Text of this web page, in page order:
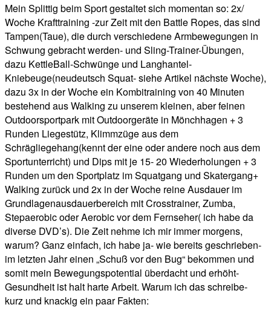
Mein Splittig beim Sport gestaltet sich momentan so: 2x/
Woche Krafttraining -zur Zeit mit den Battle Ropes, das sind
Tampen(Taue), die durch verschiedene Armbewegungen in
Schwung gebracht werden- und Sling-Trainer-Übungen,
dazu KettleBall-Schwünge und Langhantel-
Kniebeuge(neudeutsch Squat- siehe Artikel nächste Woche),
dazu 3x in der Woche ein Kombitraining von 40 Minuten
bestehend aus Walking zu unserem kleinen, aber feinen
Outdoorsportpark mit Outdoorgeräte in Mönchhagen + 3
Runden Liegestütz, Klimmzüge aus dem
Schrägliegehang(kennt der eine oder andere noch aus dem
Sportunterricht) und Dips mit je 15- 20 Wiederholungen + 3
Runden um den Sportplatz im Squatgang und Skatergang+
Walking zurück und 2x in der Woche reine Ausdauer im
Grundlagenausdauerbereich mit Crosstrainer, Zumba,
Stepaerobic oder Aerobic vor dem Fernseher( ich habe da
diverse DVD’s). Die Zeit nehme ich mir immer morgens,
warum? Ganz einfach, ich habe ja- wie bereits geschrieben-
im letzten Jahr einen „Schuß vor den Bug“ bekommen und
somit mein Bewegungspotential überdacht und erhöht-
Gesundheit ist halt harte Arbeit. Warum ich das schreibe-
kurz und knackig ein paar Fakten: